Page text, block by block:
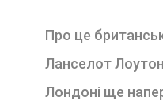
Про це
Ланселот
Лондоні ще